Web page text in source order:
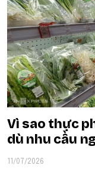
Vì sao thực
dù nhu cầu
11/07/2026